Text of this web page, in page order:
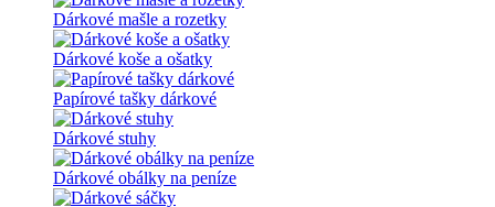
Dárkové mašle a rozetky
Dárkové koše a ošatky
Papírové tašky dárkové
Dárkové stuhy
Dárkové obálky na peníze